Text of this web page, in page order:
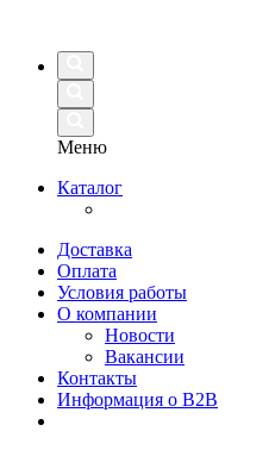
Меню
Каталог
Доставка
Оплата
Условия работы
О компании
Новости
Вакансии
Контакты
Информация о B2B